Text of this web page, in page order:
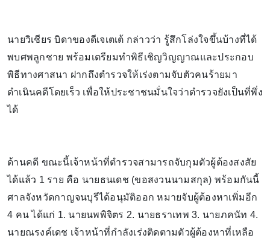
นายวิเชียร บิดาของดีเจเตเต้ กล่าวว่า รู้สึกโล่งใจขึ้นบ้างที่ได้
พบศพลูกชาย พร้อมเตรียมทำพิธีเชิญวิญญาณและประกอบ
พิธีทางศาสนา ฝากถึงตำรวจให้เร่งตามจับตัวคนร้ายมา
ดำเนินคดีโดยเร็ว เพื่อให้ประชาชนมั่นใจว่าตำรวจยังเป็นที่พึ่ง
ได้
ด้านคดี ขณะนี้เจ้าหน้าที่ตำรวจสามารถจับกุมตัวผู้ต้องสงสัย
ได้แล้ว 1 ราย คือ นายธนเดช (ขอสงวนนามสกุล) พร้อมกันนี้
ศาลจังหวัดกาญจนบุรีได้อนุมัติออก หมายจับผู้ต้องหาเพิ่มอีก
4 คน ได้แก่ 1. นายนพพิจิตร 2. นายธราเทพ 3. นายภคนัท 4.
นายณรงค์เดช เจ้าหน้าที่กำลังเร่งติดตามตัวผู้ต้องหาที่เหลือ